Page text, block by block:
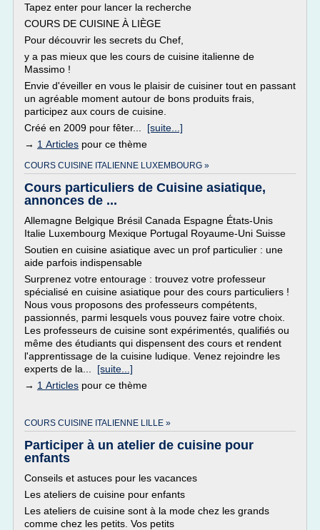
Tapez enter pour lancer la recherche
COURS DE CUISINE À LIÈGE
Pour découvrir les secrets du Chef,
y a pas mieux que les cours de cuisine italienne de
Massimo !
Envie d'éveiller en vous le plaisir de cuisiner tout en passant
un agréable moment autour de bons produits frais,
participez aux cours de cuisine.
Créé en 2009 pour fêter... [suite...]
→ 1 Articles pour ce thème
COURS CUISINE ITALIENNE LUXEMBOURG »
Cours particuliers de Cuisine asiatique,
annonces de ...
Allemagne Belgique Brésil Canada Espagne États-Unis
Italie Luxembourg Mexique Portugal Royaume-Uni Suisse
Soutien en cuisine asiatique avec un prof particulier : une
aide parfois indispensable
Surprenez votre entourage : trouvez votre professeur
spécialisé en cuisine asiatique pour des cours particuliers !
Nous vous proposons des professeurs compétents,
passionnés, parmi lesquels vous pouvez faire votre choix.
Les professeurs de cuisine sont expérimentés, qualifiés ou
même des étudiants qui dispensent des cours et rendent
l'apprentissage de la cuisine ludique. Venez rejoindre les
experts de la... [suite...]
→ 1 Articles pour ce thème
COURS CUISINE ITALIENNE LILLE »
Participer à un atelier de cuisine pour
enfants
Conseils et astuces pour les vacances
Les ateliers de cuisine pour enfants
Les ateliers de cuisine sont à la mode chez les grands
comme chez les petits. Vos petits